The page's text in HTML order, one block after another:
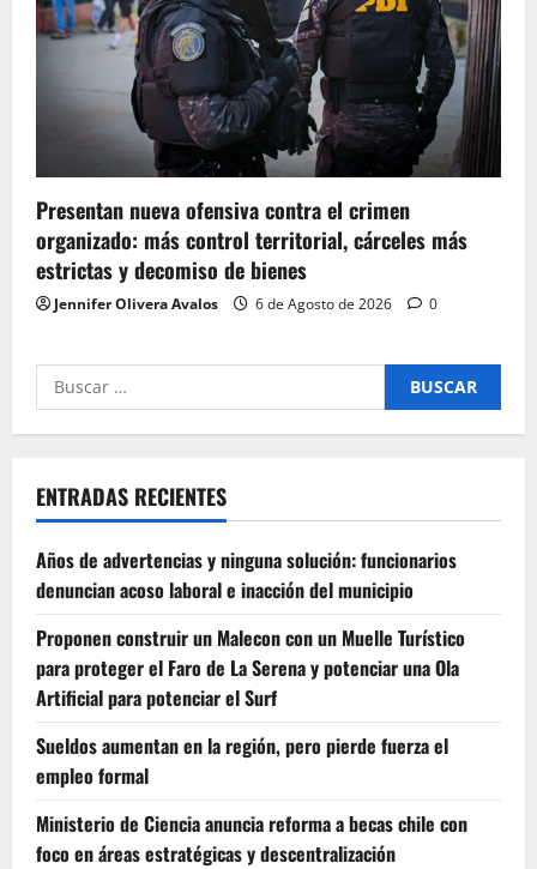
Presentan nueva ofensiva contra el crimen
organizado: más control territorial, cárceles más
estrictas y decomiso de bienes
Jennifer Olivera Avalos 6 de Agosto de 2026 0
Buscar
por:
ENTRADAS RECIENTES
Años de advertencias y ninguna solución: funcionarios
denuncian acoso laboral e inacción del municipio
Proponen construir un Malecon con un Muelle Turístico
para proteger el Faro de La Serena y potenciar una Ola
Artificial para potenciar el Surf
Sueldos aumentan en la región, pero pierde fuerza el
empleo formal
Ministerio de Ciencia anuncia reforma a becas chile con
foco en áreas estratégicas y descentralización